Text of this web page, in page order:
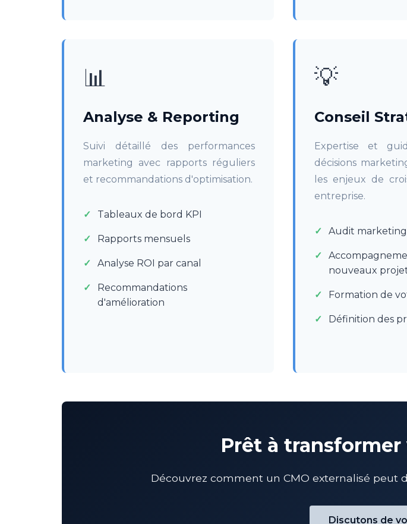
📊
Analyse & Reporting
Suivi détaillé des performances
marketing avec rapports réguliers
et recommandations d'optimisation.
Tableaux de bord KPI
Rapports mensuels
Analyse ROI par canal
Recommandations
d'amélioration
💡
Conseil
Expertise et
décisions
les enjeux de
entreprise.
Audit
nouveaux
Formation de
Définition des
Prêt à
Découvrez comment un CMO externalisé peut
Discutons de